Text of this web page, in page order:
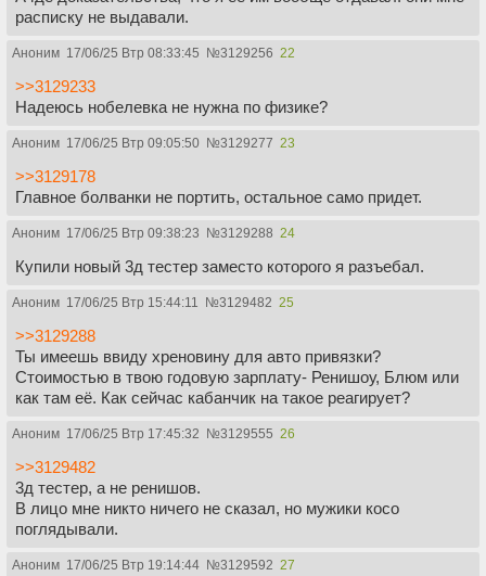
расписку не выдавали.
Аноним 17/06/25 Втр 08:33:45 №3129256 22
>>3129233
Надеюсь нобелевка не нужна по физике?
Аноним 17/06/25 Втр 09:05:50 №3129277 23
>>3129178
Главное болванки не портить, остальное само придет.
Аноним 17/06/25 Втр 09:38:23 №3129288 24
Купили новый 3д тестер заместо которого я разъебал.
Аноним 17/06/25 Втр 15:44:11 №3129482 25
>>3129288
Ты имеешь ввиду хреновину для авто привязки?
Стоимостью в твою годовую зарплату- Ренишоу, Блюм или
как там её. Как сейчас кабанчик на такое реагирует?
Аноним 17/06/25 Втр 17:45:32 №3129555 26
>>3129482
3д тестер, а не ренишов.
В лицо мне никто ничего не сказал, но мужики косо
поглядывали.
Аноним 17/06/25 Втр 19:14:44 №3129592 27